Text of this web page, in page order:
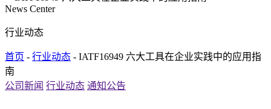
News Center
行业动态
首页 - 行业动态 - IATF16949 六大工具在企业实践中的应用指
南
公司新闻 行业动态 通知公告